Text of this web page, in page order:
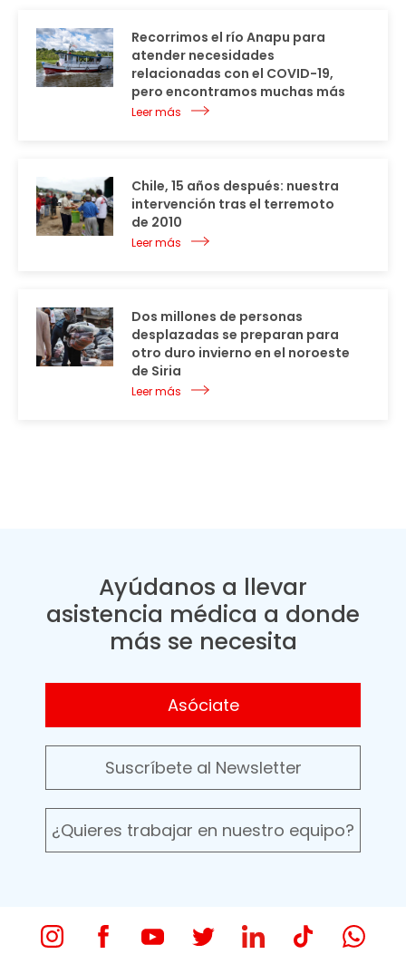
Recorrimos el río Anapu para
atender necesidades
relacionadas con el COVID-19,
pero encontramos muchas más
Leer más
Chile, 15 años después: nuestra
intervención tras el terremoto
de 2010
Leer más
Dos millones de personas
desplazadas se preparan para
otro duro invierno en el noroeste
de Siria
Leer más
Ayúdanos a llevar
asistencia médica a donde
más se necesita
Asóciate
Suscríbete al Newsletter
¿Quieres trabajar en nuestro equipo?